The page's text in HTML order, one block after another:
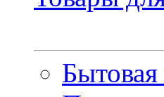
Бытовая